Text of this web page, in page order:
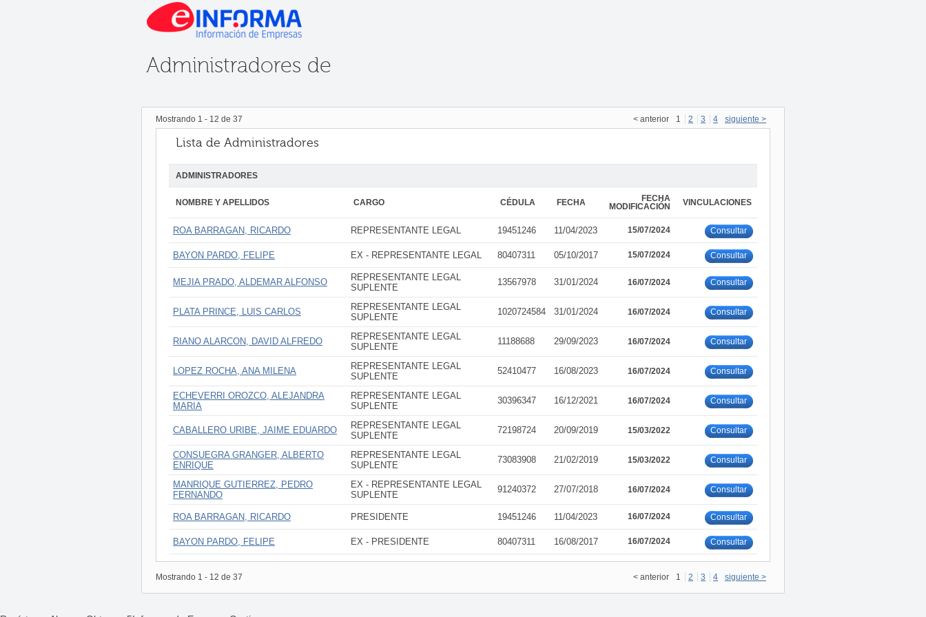
Administradores de
Mostrando 1 - 12 de 37 < anterior 1 2 3 4 siguiente >
Lista de Administradores
ADMINISTRADORES
NOMBRE Y APELLIDOS CARGO CÉDULA FECHA
FECHA
MODIFICACIÓN
VINCULACIONES
ROA BARRAGAN, RICARDO REPRESENTANTE LEGAL 19451246 11/04/2023 15/07/2024 Consultar
BAYON PARDO, FELIPE EX - REPRESENTANTE LEGAL 80407311 05/10/2017 15/07/2024 Consultar
MEJIA PRADO, ALDEMAR ALFONSO
REPRESENTANTE LEGAL
SUPLENTE
13567978 31/01/2024 16/07/2024 Consultar
PLATA PRINCE, LUIS CARLOS
REPRESENTANTE LEGAL
SUPLENTE
1020724584 31/01/2024 16/07/2024 Consultar
RIANO ALARCON, DAVID ALFREDO
REPRESENTANTE LEGAL
SUPLENTE
11188688 29/09/2023 16/07/2024 Consultar
LOPEZ ROCHA, ANA MILENA
REPRESENTANTE LEGAL
SUPLENTE
52410477 16/08/2023 16/07/2024 Consultar
ECHEVERRI OROZCO, ALEJANDRA
MARIA
REPRESENTANTE LEGAL
SUPLENTE
30396347 16/12/2021 16/07/2024 Consultar
CABALLERO URIBE, JAIME EDUARDO
REPRESENTANTE LEGAL
SUPLENTE
72198724 20/09/2019 15/03/2022 Consultar
CONSUEGRA GRANGER, ALBERTO
ENRIQUE
REPRESENTANTE LEGAL
SUPLENTE
73083908 21/02/2019 15/03/2022 Consultar
MANRIQUE GUTIERREZ, PEDRO
FERNANDO
EX - REPRESENTANTE LEGAL
SUPLENTE
91240372 27/07/2018 16/07/2024 Consultar
ROA BARRAGAN, RICARDO PRESIDENTE 19451246 11/04/2023 16/07/2024 Consultar
BAYON PARDO, FELIPE EX - PRESIDENTE 80407311 16/08/2017 16/07/2024 Consultar
Mostrando 1 - 12 de 37 < anterior 1 2 3 4 siguiente >